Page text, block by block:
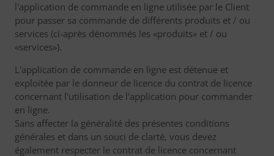
l'application de commande en ligne utilisée par le Client
pour passer sa commande de différents produits et / ou
services (ci-après dénommés les «produits» et / ou
«services»).
L'application de commande en ligne est détenue et
exploitée par le donneur de licence du contrat de licence
concernant l'utilisation de l'application pour commander
en ligne.
Sans affecter la généralité des présentes conditions
générales et dans un souci de clarté, vous devez
également respecter le contrat de licence concernant